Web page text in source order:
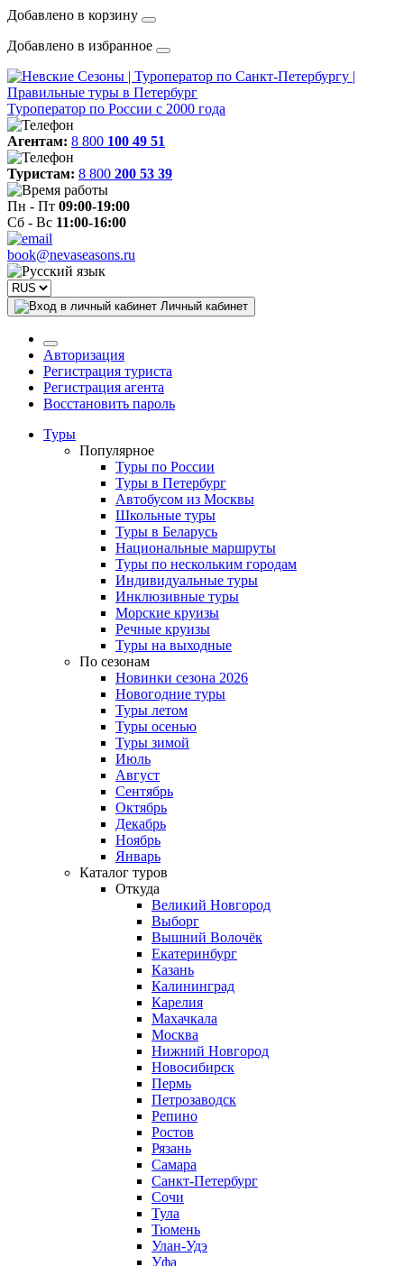
Добавлено в корзину
Добавлено в избранное
Туроператор по России с 2000 года
Агентам: 8 800 100 49 51
Туристам: 8 800 200 53 39
Пн - Пт 09:00-19:00
Сб - Вс 11:00-16:00
book@nevaseasons.ru
Личный кабинет
Авторизация
Регистрация туриста
Регистрация агента
Восстановить пароль
Туры
Популярное
Туры по России
Туры в Петербург
Автобусом из Москвы
Школьные туры
Туры в Беларусь
Национальные маршруты
Туры по нескольким городам
Индивидуальные туры
Инклюзивные туры
Морские круизы
Речные круизы
Туры на выходные
По сезонам
Новинки сезона 2026
Новогодние туры
Туры летом
Туры осенью
Туры зимой
Июль
Август
Сентябрь
Октябрь
Декабрь
Ноябрь
Январь
Каталог туров
Откуда
Великий Новгород
Выборг
Вышний Волочёк
Екатеринбург
Казань
Калининград
Карелия
Махачкала
Москва
Нижний Новгород
Новосибирск
Пермь
Петрозаводск
Репино
Ростов
Рязань
Самара
Санкт-Петербург
Сочи
Тула
Тюмень
Улан-Удэ
Уфа